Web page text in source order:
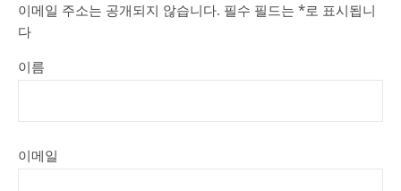
이메일 주소는 공개되지 않습니다. 필수 필드는 *로 표시됩니
다
이름
이메일